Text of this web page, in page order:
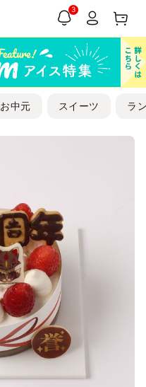
3
お中元 スイーツ ラ